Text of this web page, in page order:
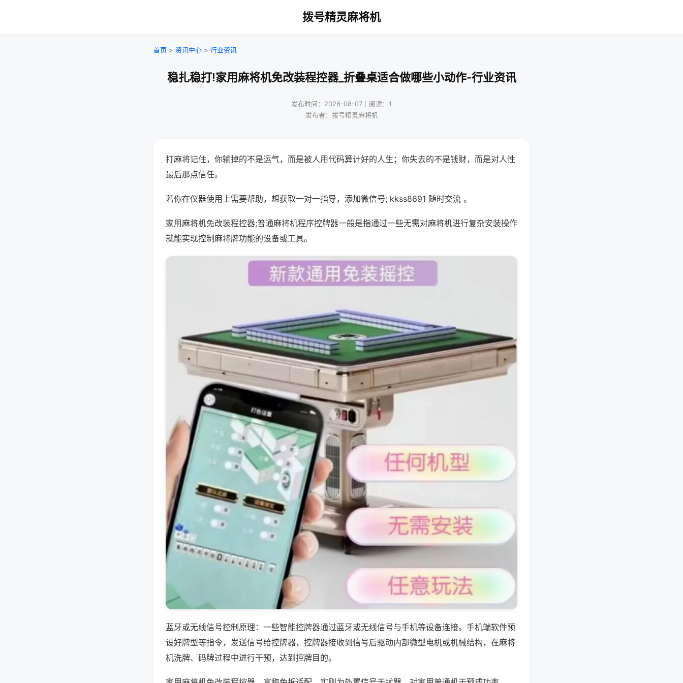
拨号精灵麻将机
首页 > 资讯中心 > 行业资讯
稳扎稳打!家用麻将机免改装程控器_折叠桌适合做哪些小动作-行业资讯
发布时间：2026-08-07｜阅读：1
发布者：拨号精灵麻将机
打麻将记住，你输掉的不是运气，而是被人用代码算计好的人生；你失去的不是钱财，而是对人性
最后那点信任。
若你在仪器使用上需要帮助，想获取一对一指导，添加微信号; kkss8691 随时交流 。
家用麻将机免改装程控器;普通麻将机程序控牌器一般是指通过一些无需对麻将机进行复杂安装操作
就能实现控制麻将牌功能的设备或工具。
蓝牙或无线信号控制原理：一些智能控牌器通过蓝牙或无线信号与手机等设备连接。手机端软件预
设好牌型等指令，发送信号给控牌器，控牌器接收到信号后驱动内部微型电机或机械结构，在麻将
机洗牌、码牌过程中进行干预，达到控牌目的。